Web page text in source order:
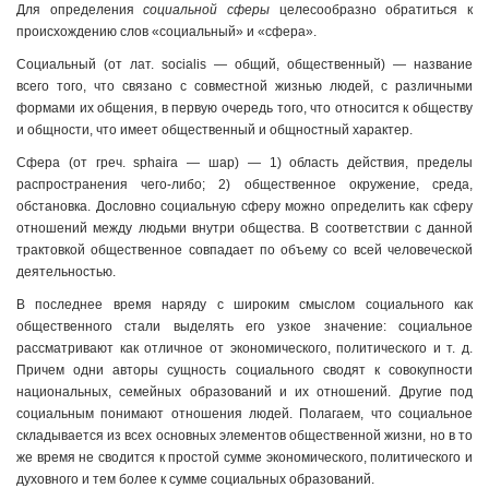
Для определениясоциальной сферы целесообразно обратиться к
происхождению слов «социальный» и «сфера».
Социальный (от лат. socialis — общий, общественный) — название
всего того, что связано с совместной жизнью людей, с различными
формами их общения, в первую очередь того, что относится к обществу
и общности, что имеет общественный и общностный характер.
Сфера (от греч. sphaira — шар) — 1) область действия, пределы
распространения чего-либо; 2) общественное окружение, среда,
обстановка. Дословно социальную сферу можно определить как сферу
отношений между людьми внутри общества. В соответствии с данной
трактовкой общественное совпадает по объему со всей человеческой
деятельностью.
В последнее время наряду с широким смыслом социального как
общественного стали выделять его узкое значение: социальное
рассматривают как отличное от экономического, политического и т. д.
Причем одни авторы сущность социального сводят к совокупности
национальных, семейных образований и их отношений. Другие под
социальным понимают отношения людей. Полагаем, что социальное
складывается из всех основных элементов общественной жизни, но в то
же время не сводится к простой сумме экономического, политического и
духовного и тем более к сумме социальных образований.